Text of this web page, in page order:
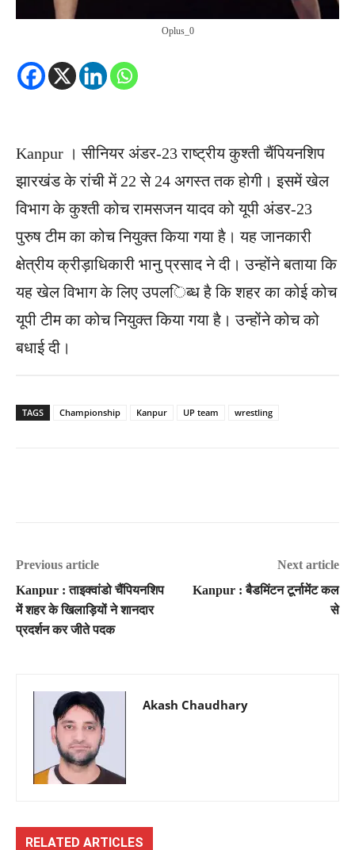
Oplus_0
Kanpur । सीनियर अंडर-23 राष्ट्रीय कुश्ती चैंपियन​शिप
झारखंड के रांची में 22 से 24 अगस्त तक होगी। इसमें खेल
विभाग के कुश्ती कोच रामसजन यादव को यूपी अंडर-23
पुरुष टीम का कोच नियुक्त किया गया है। यह जानकारी
क्षेत्रीय क्रीड़ा​धिकारी भानु प्रसाद ने दी। उन्होंने बताया कि
यह खेल विभाग के लिए उपल​िब्ध है कि शहर का कोई कोच
यूपी टीम का कोच नियुक्त किया गया है। उन्होंने कोच को
बधाई दी।
TAGS Championship Kanpur UP team wrestling
Previous article
Kanpur : ताइक्वांडो चैंपियनशिप
में शहर के खिलाड़ियों ने शानदार
प्रदर्शन कर जीते पदक
Next article
Kanpur : बैडमिंटन टूर्नामेंट कल
से
Akash Chaudhary
RELATED ARTICLES